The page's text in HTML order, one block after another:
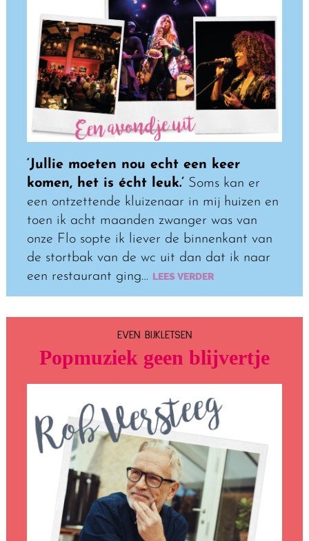
‘Jullie moeten nou echt een keer
komen, het is écht leuk.’ Soms kan er
een ontzettende kluizenaar in mij huizen en
toen ik acht maanden zwanger was van
onze Flo sopte ik liever de binnenkant van
de stortbak van de wc uit dan dat ik naar
een restaurant ging… LEES VERDER
EVEN BIJKLETSEN
Popmuziek geen blijvertje